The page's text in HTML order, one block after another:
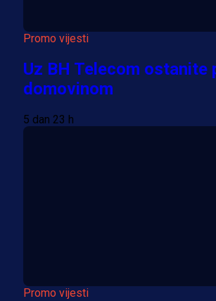
Promo vijesti
Uz BH Telecom ostanite
domovinom
5 dan 23 h
Promo vijesti